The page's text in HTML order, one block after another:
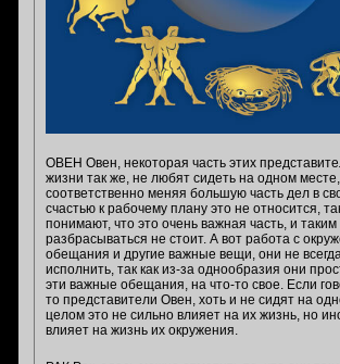
ОВЕН Овен, некоторая часть этих
жизни так же, не любят сидеть на одном месте,
соответственно меняя большую часть дел в
счастью к рабочему плану это не относится,
понимают, что это очень важная часть, и таким
разбрасываться не стоит. А вот работа с
обещания и другие важные вещи, они не
исполнить, так как из-за однообразия они
эти важные обещания, на что-то свое. Если
то представители Овен, хоть и не сидят на
целом это не сильно влияет на их жизнь, но
влияет на жизнь их окружения.